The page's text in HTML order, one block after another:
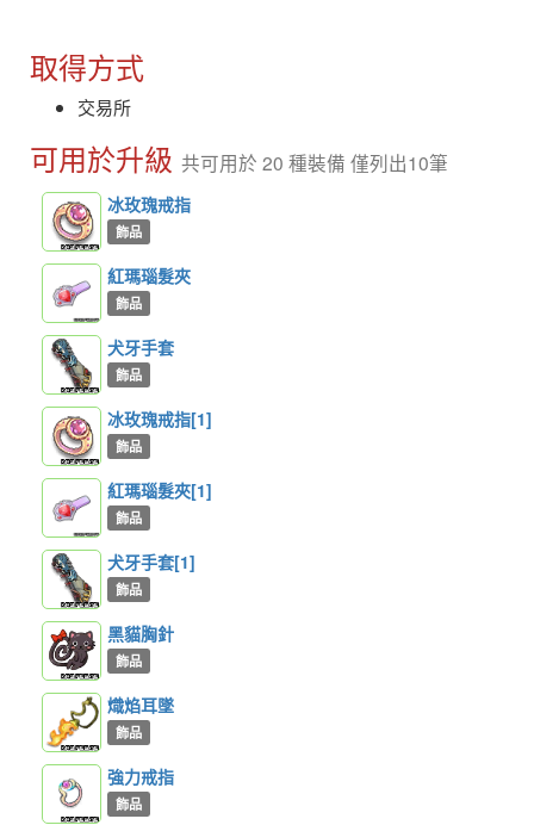
取得方式
交易所
可用於升級 共可用於 20 種裝備 僅列出10筆
冰玫瑰戒指
飾品
紅瑪瑙髮夾
飾品
犬牙手套
飾品
冰玫瑰戒指[1]
飾品
紅瑪瑙髮夾[1]
飾品
犬牙手套[1]
飾品
黑貓胸針
飾品
熾焰耳墜
飾品
強力戒指
飾品